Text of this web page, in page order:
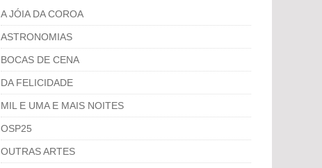
A JÓIA DA COROA
ASTRONOMIAS
BOCAS DE CENA
DA FELICIDADE
MIL E UMA E MAIS NOITES
OSP25
OUTRAS ARTES